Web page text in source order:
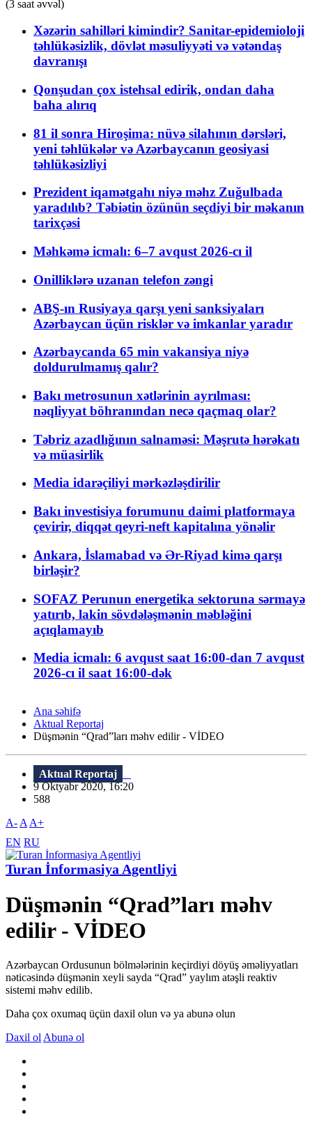
(3 saat əvvəl)
Xəzərin sahilləri kimindir? Sanitar-epidemioloji
təhlükəsizlik, dövlət məsuliyyəti və vətəndaş
davranışı
Qonşudan çox istehsal edirik, ondan daha
baha alırıq
81 il sonra Hiroşima: nüvə silahının dərsləri,
yeni təhlükələr və Azərbaycanın geosiyasi
təhlükəsizliyi
Prezident iqamətgahı niyə məhz Zuğulbada
yaradılıb? Təbiətin özünün seçdiyi bir məkanın
tarixçəsi
Məhkəmə icmalı: 6–7 avqust 2026-cı il
Onilliklərə uzanan telefon zəngi
ABŞ-ın Rusiyaya qarşı yeni sanksiyaları
Azərbaycan üçün risklər və imkanlar yaradır
Azərbaycanda 65 min vakansiya niyə
doldurulmamış qalır?
Bakı metrosunun xətlərinin ayrılması:
nəqliyyat böhranından necə qaçmaq olar?
Təbriz azadlığının salnaməsi: Məşrutə hərəkatı
və müasirlik
Media idarəçiliyi mərkəzləşdirilir
Bakı investisiya forumunu daimi platformaya
çevirir, diqqət qeyri-neft kapitalına yönəlir
Ankara, İslamabad və Ər-Riyad kimə qarşı
birləşir?
SOFAZ Perunun energetika sektoruna sərmayə
yatırıb, lakin sövdələşmənin məbləğini
açıqlamayıb
Media icmalı: 6 avqust saat 16:00-dan 7 avqust
2026-cı il saat 16:00-dək
Ana səhifə
Aktual Reportaj
Düşmənin “Qrad”ları məhv edilir - VİDEO
Aktual Reportaj
9 Oktyabr 2020, 16:20
588
A- A A+
EN RU
Turan İnformasiya Agentliyi
Düşmənin “Qrad”ları məhv
edilir - VİDEO
Azərbaycan Ordusunun bölmələrinin keçirdiyi döyüş əməliyyatları
nəticəsində düşmənin xeyli sayda “Qrad” yaylım atəşli reaktiv
sistemi məhv edilib.
Daha çox oxumaq üçün daxil olun və ya abunə olun
Daxil ol Abunə ol